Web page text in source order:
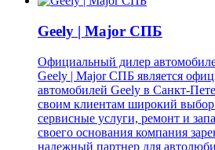
Geely | Major СПБ
Официальный дилер
Geely | Major СПБ является
автомобилей Geely в Санкт-
своим клиентам широкий
сервисные услуги, ремонт и
своего основания компания
надежный партнер для